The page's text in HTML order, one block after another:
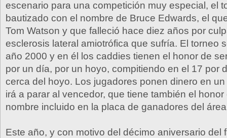
escenario para una competición muy especial, el
bautizado con el nombre de Bruce Edwards, el
Tom Watson y que falleció hace diez años por
esclerosis lateral amiotrófica que sufría. El torneo
año 2000 y en él los caddies tienen el honor de
por un día, por un hoyo, compitiendo en el 17 por
cerca del hoyo. Los jugadores ponen dinero en
irá a parar al vencedor, que tiene también el honor
nombre incluido en la placa de ganadores del
Este año, y con motivo del décimo aniversario del